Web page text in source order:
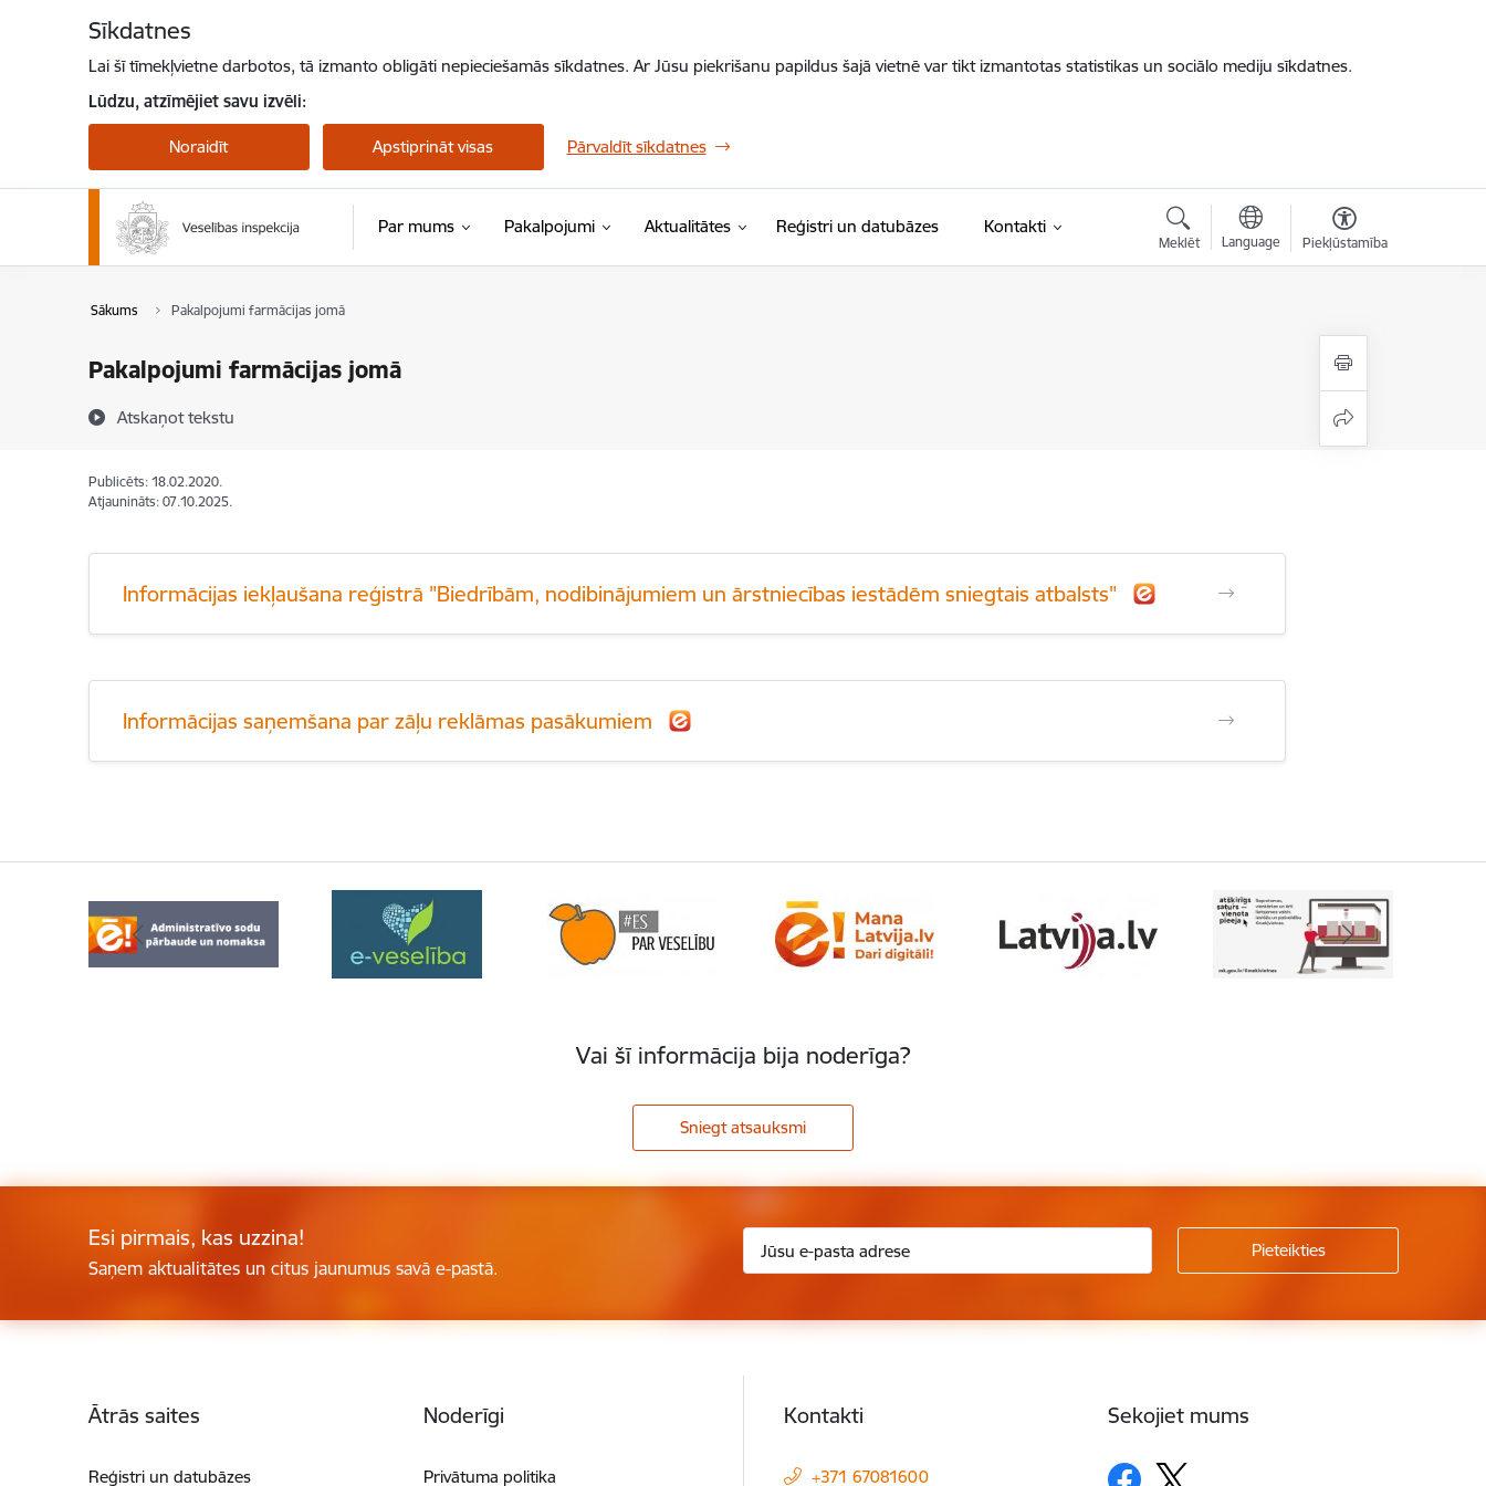
Sīkdatnes
Lai šī tīmekļvietne darbotos, tā izmanto obligāti nepieciešamās sīkdatnes. Ar Jūsu piekrišanu papildus šajā vietnē var tikt izmantotas statistikas un sociālo mediju sīkdatnes.
Lūdzu, atzīmējiet savu izvēli:
Noraidīt Apstiprināt visas Pārvaldīt sīkdatnes
Par mums Pakalpojumi Aktualitātes Reģistri un datubāzes Kontakti
Meklēt Language Piekļūstamība
Sākums Pakalpojumi farmācijas jomā
Pakalpojumi farmācijas jomā
Atskaņot tekstu
Publicēts: 18.02.2020.
Atjaunināts: 07.10.2025.
Informācijas iekļaušana reģistrā "Biedrībām, nodibinājumiem un ārstniecības iestādēm sniegtais atbalsts"
Informācijas saņemšana par zāļu reklāmas pasākumiem
Vai šī informācija bija noderīga?
Sniegt atsauksmi
Esi pirmais, kas uzzina!
Saņem aktualitātes un citus jaunumus savā e-pastā.
Ātrās saites
Reģistri un datubāzes
Noderīgi
Privātuma politika
Kontakti
+371 67081600
Sekojiet mums